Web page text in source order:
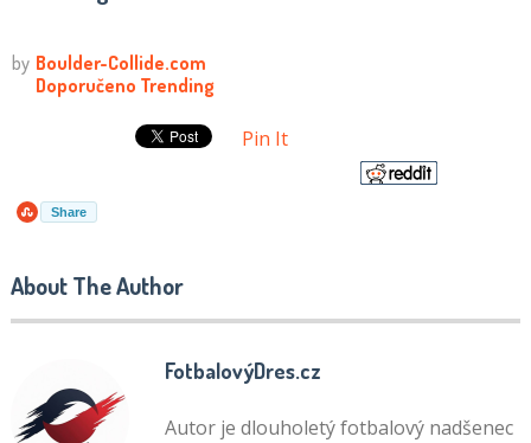
Pin It
Share
About The Author
FotbalovýDres.cz
Autor je dlouholetý fotbalový nadšenec